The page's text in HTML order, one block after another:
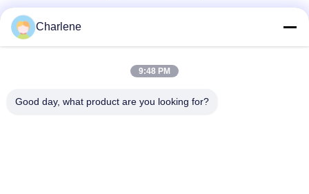
দ্রুত যোগাযোগ
Charlene
9:48 PM
Good day, what product are you looking for?